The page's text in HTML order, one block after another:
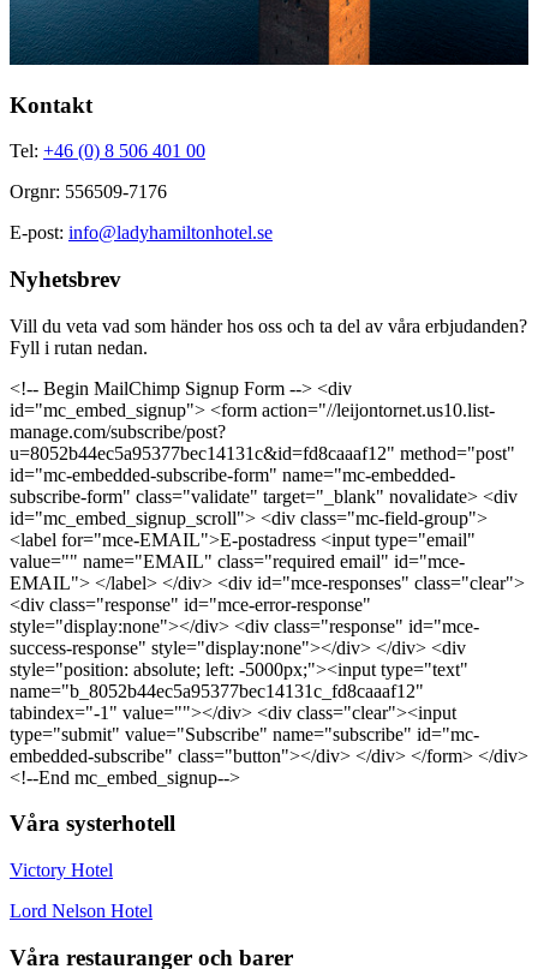
Kontakt
Tel: +46 (0) 8 506 401 00
Orgnr: 556509-7176
E-post: info@ladyhamiltonhotel.se
Nyhetsbrev
Vill du veta vad som händer hos oss och ta del av våra erbjudanden?
Fyll i rutan nedan.
<!-- Begin MailChimp Signup Form --> <div
id="mc_embed_signup"> <form action="//leijontornet.us10.list-
manage.com/subscribe/post?
u=8052b44ec5a95377bec14131c&id=fd8caaaf12" method="post"
id="mc-embedded-subscribe-form" name="mc-embedded-
subscribe-form" class="validate" target="_blank" novalidate> <div
id="mc_embed_signup_scroll"> <div class="mc-field-group">
<label for="mce-EMAIL">E-postadress <input type="email"
value="" name="EMAIL" class="required email" id="mce-
EMAIL"> </label> </div> <div id="mce-responses" class="clear">
<div class="response" id="mce-error-response"
style="display:none"></div> <div class="response" id="mce-
success-response" style="display:none"></div> </div> <div
style="position: absolute; left: -5000px;"><input type="text"
name="b_8052b44ec5a95377bec14131c_fd8caaaf12"
tabindex="-1" value=""></div> <div class="clear"><input
type="submit" value="Subscribe" name="subscribe" id="mc-
embedded-subscribe" class="button"></div> </div> </form> </div>
<!--End mc_embed_signup-->
Våra systerhotell
Victory Hotel
Lord Nelson Hotel
Våra restauranger och barer